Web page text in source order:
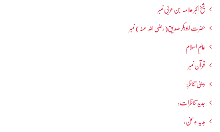
شیخ اکبر علامہ ابن عربی نمبر
حضرت ابوبکر صدیق(رضی اللہ عنہ) نمبر
عالمِ اسلام
قرآن نمبر
دینی تناظر:
جدید تناظرات:
ہدیہ ءِسُخن: